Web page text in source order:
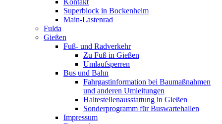
Kontakt
Superblock in Bockenheim
Main-Lastenrad
Fulda
Gießen
Fuß- und Radverkehr
Zu Fuß in Gießen
Umlaufsperren
Bus und Bahn
Fahrgastinformation bei Baumaßnahmen
und anderen Umleitungen
Haltestellenausstattung in Gießen
Sonderprogramm für Buswartehallen
Impressum